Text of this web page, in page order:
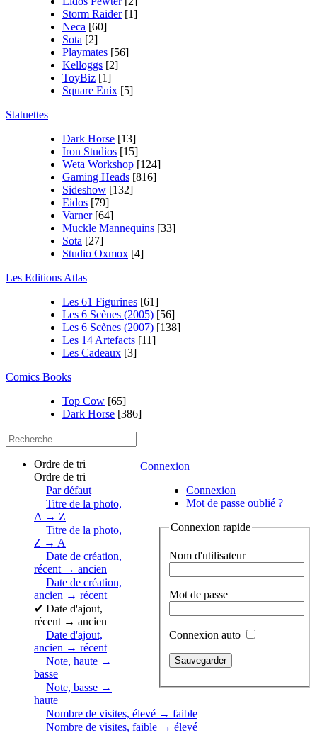
Storm Raider [1]
Neca [60]
Sota [2]
Playmates [56]
Kelloggs [2]
ToyBiz [1]
Square Enix [5]
Statuettes
Dark Horse [13]
Iron Studios [15]
Weta Workshop [124]
Gaming Heads [816]
Sideshow [132]
Eidos [79]
Varner [64]
Muckle Mannequins [33]
Sota [27]
Studio Oxmox [4]
Les Editions Atlas
Les 61 Figurines [61]
Les 6 Scènes (2005) [56]
Les 6 Scènes (2007) [138]
Les 14 Artefacts [11]
Les Cadeaux [3]
Comics Books
Top Cow [65]
Dark Horse [386]
Connexion
Connexion
Mot de passe oublié ?
Connexion rapide
Nom d'utilisateur
Mot de passe
Connexion auto
Ordre de tri
Ordre de tri
Par défaut
Titre de la photo,
A → Z
Titre de la photo,
Z → A
Date de création,
récent → ancien
Date de création,
ancien → récent
✔ Date d'ajout,
récent → ancien
Date d'ajout,
ancien → récent
Note, haute →
basse
Note, basse →
haute
Nombre de visites, élevé → faible
Nombre de visites, faible → élevé